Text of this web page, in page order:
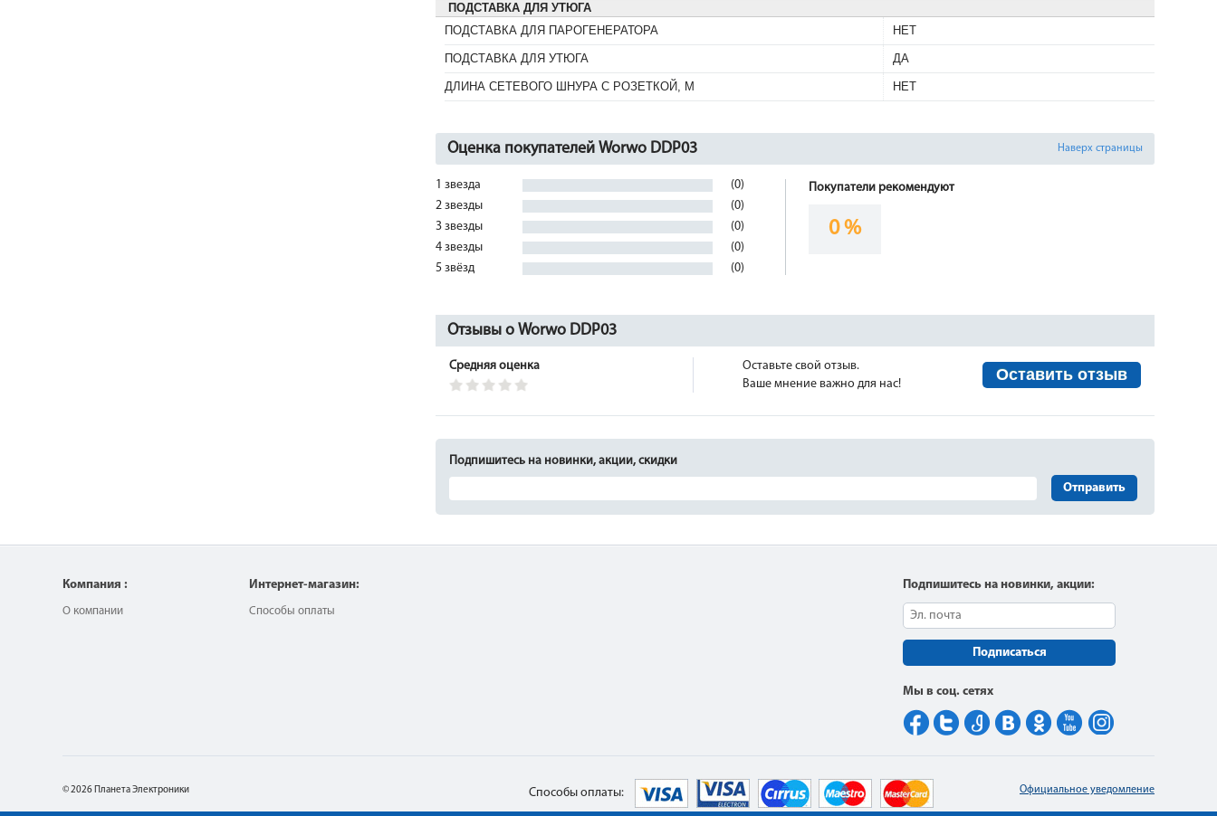
ПОДСТАВКА ДЛЯ УТЮГА
ПОДСТАВКА ДЛЯ ПАРОГЕНЕРАТОРА
НЕТ
ПОДСТАВКА ДЛЯ УТЮГА ДА
ДЛИНА СЕТЕВОГО ШНУРА С РОЗЕТКОЙ, М НЕТ
Оценка покупателей Worwo DDP03 Наверх страницы
1 звезда
(0)
2 звезды
(0)
3 звезды
(0)
4 звезды
(0)
5 звёзд
(0)
Покупатели рекомендуют
0 %
Отзывы о Worwo DDP03
Средняя оценка
Оставьте свой отзыв.
Ваше мнение важно для нас!
Оставить отзыв
Подпишитесь на новинки, акции, скидки
Отправить
Компания :
О компании
Интернет-магазин:
Способы оплаты
Подпишитесь на новинки, акции:
Подписаться
Мы в соц. сетях
Официальное уведомление
© 2026 Планета Электроники Способы оплаты: